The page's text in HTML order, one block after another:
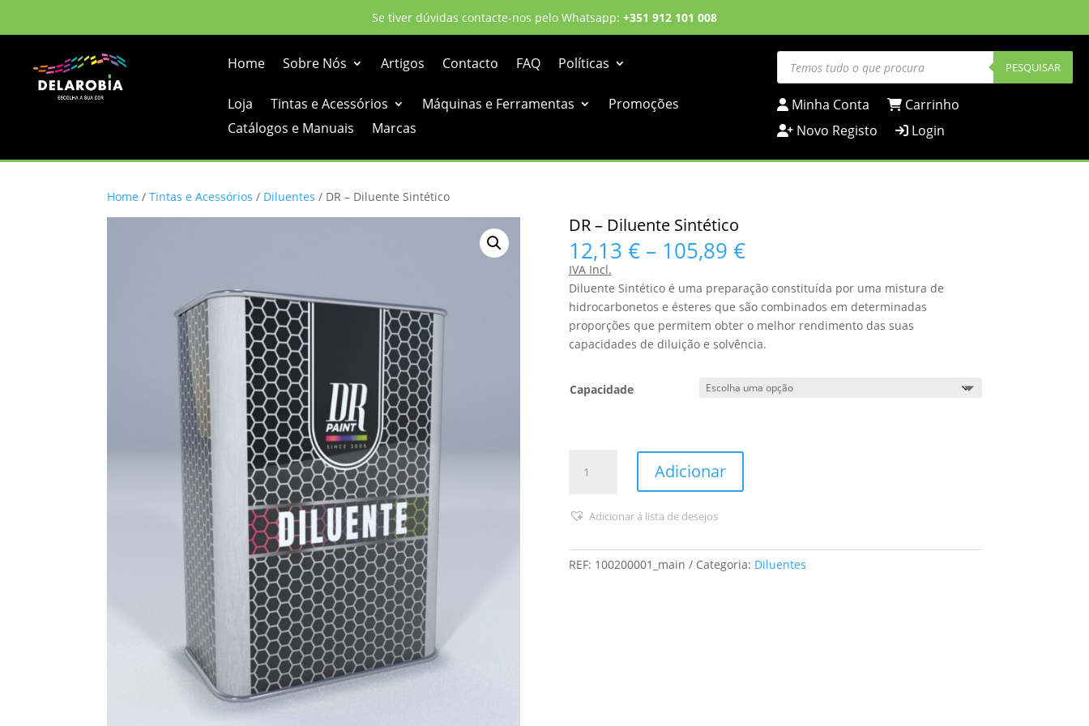
Se tiver dúvidas contacte-nos pelo Whatsapp: +351 912 101 008
Home Sobre Nós Artigos Contacto FAQ Políticas Products
search PESQUISAR
Loja Tintas e Acessórios Máquinas e Ferramentas
Promoções
Catálogos e Manuais
Marcas
Minha Conta
Carrinho
Novo Registo
Login
Home / Tintas e Acessórios / Diluentes / DR – Diluente Sintético
DR – Diluente Sintético
12,13 € – 105,89 €Price
range:
12,13 €
through
105,89 €
IVA Incl.
Diluente Sintético é uma preparação constituída por uma mistura de
hidrocarbonetos e ésteres que são combinados em determinadas
proporções que permitem obter o melhor rendimento das suas
capacidades de diluição e solvência.
Capacidade
-
Sintético
Adicionar
Adicionar á lista de desejos
REF: 100200001_main Categoria: Diluentes